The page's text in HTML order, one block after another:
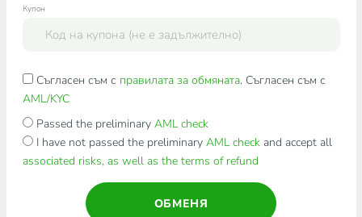
Купон
Съгласен съм с правилата за обмяната. Съгласен съм с
AML/KYC
Passed the preliminary AML check
I have not passed the preliminary AML checkand accept all
associated risks, as well as the terms of refund
ОБМЕНЯ